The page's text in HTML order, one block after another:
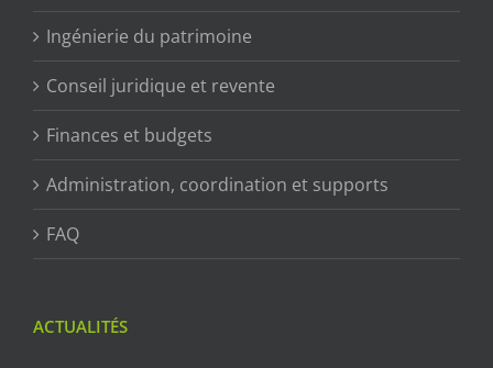
Ingénierie du patrimoine
Conseil juridique et revente
Finances et budgets
Administration, coordination et supports
FAQ
ACTUALITÉS